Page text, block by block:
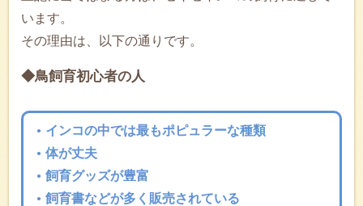
います。
その理由は、以下の通りです。
◆鳥飼育初心者の人
インコの中では最もポピュラーな種類
体が丈夫
飼育グッズが豊富
飼育書などが多く販売されている